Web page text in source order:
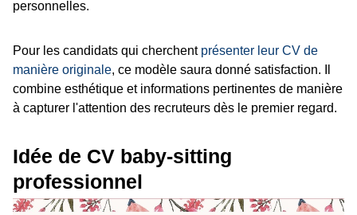
personnelles.
Pour les candidats qui cherchent présenter leur CV de
manière originale, ce modèle saura donné satisfaction. Il
combine esthétique et informations pertinentes de manière
à capturer l'attention des recruteurs dès le premier regard.
Idée de CV baby-sitting
professionnel